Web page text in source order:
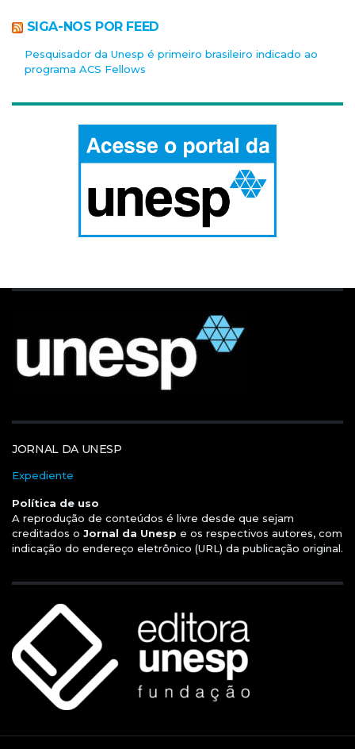
SIGA-NOS POR FEED
Pesquisador da Unesp é primeiro brasileiro indicado ao
programa ACS Fellows
JORNAL DA UNESP
Expediente
Política de uso
A reprodução de conteúdos é livre desde que sejam
creditados o Jornal da Unesp e os respectivos autores, com
indicação do endereço eletrônico (URL) da publicação original.